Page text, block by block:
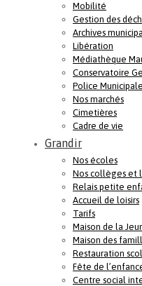
Mobilité
Gestion des
Archives
Libération
Médiathèque
Conservatoire
Police Municipale
Nos marchés
Cimetières
Cadre de vie
Grandir
Nos écoles
Nos collèges et
Relais petite
Accueil de loisirs
Tarifs
Maison de la
Maison des
Restauration
Fête de
Centre social